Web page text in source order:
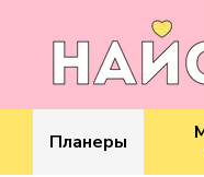
Перейти к основному
Планеры